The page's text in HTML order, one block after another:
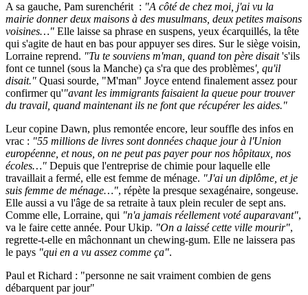
A sa gauche, Pam surenchérit : "A côté de chez moi, j'ai vu la
mairie donner deux maisons à des musulmans, deux petites maisons
voisines…" Elle laisse sa phrase en suspens, yeux écarquillés, la tête
qui s'agite de haut en bas pour appuyer ses dires. Sur le siège voisin,
Lorraine reprend. "Tu te souviens m'man, quand ton père disait's'ils
font ce tunnel (sous la Manche) ça s'ra que des problèmes', qu'il
disait." Quasi sourde, "M'man" Joyce entend finalement assez pour
confirmer qu'"avant les immigrants faisaient la queue pour trouver
du travail, quand maintenant ils ne font que récupérer les aides."
Leur copine Dawn, plus remontée encore, leur souffle des infos en
vrac : "55 millions de livres sont données chaque jour à l'Union
européenne, et nous, on ne peut pas payer pour nos hôpitaux, nos
écoles…" Depuis que l'entreprise de chimie pour laquelle elle
travaillait a fermé, elle est femme de ménage. "J'ai un diplôme, et je
suis femme de ménage…", répète la presque sexagénaire, songeuse.
Elle aussi a vu l'âge de sa retraite à taux plein reculer de sept ans.
Comme elle, Lorraine, qui "n'a jamais réellement voté auparavant",
va le faire cette année. Pour Ukip. "On a laissé cette ville mourir",
regrette-t-elle en mâchonnant un chewing-gum. Elle ne laissera pas
le pays "qui en a vu assez comme ça".
Paul et Richard : "personne ne sait vraiment combien de gens
débarquent par jour"